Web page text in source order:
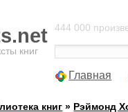
книг
444 000
Главная
книг » Рэймонд